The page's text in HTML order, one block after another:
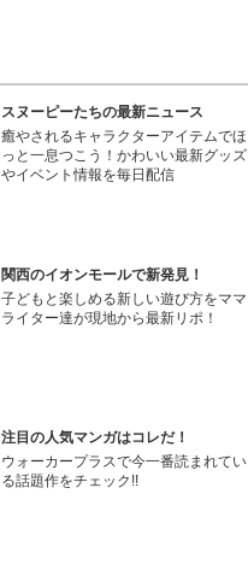
スヌーピーたちの最新ニュース
癒やされるキャラクターアイテムでほ
っと一息つこう！かわいい最新グッズ
やイベント情報を毎日配信
関西のイオンモールで新発見！
子どもと楽しめる新しい遊び方をママ
ライター達が現地から最新リポ！
注目の人気マンガはコレだ！
ウォーカープラスで今一番読まれてい
る話題作をチェック!!